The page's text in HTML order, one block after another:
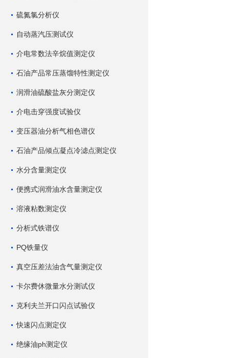
硫氮氯分析仪
自动蒸汽压测试仪
介电常数法辛烷值测定仪
石油产品常压蒸馏特性测定仪
润滑油硫酸盐灰分测定仪
介电击穿强度试验仪
变压器油分析气相色谱仪
石油产品倾点凝点冷滤点测定仪
水分含量测定仪
便携式润滑油水含量测定仪
溶液粘数测定仪
分析式铁谱仪
PQ铁量仪
真空压差法油含气量测定仪
卡尔费休微量水分测试仪
克利夫兰开口闪点试验仪
快速闪点测定仪
绝缘油ph测定仪